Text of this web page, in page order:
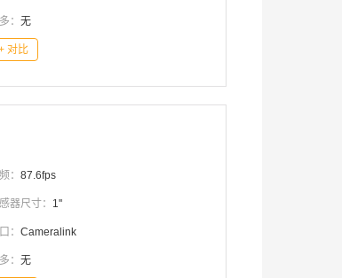
： 无
对比
： 87.6fps
器尺寸： 1''
： Cameralink
： 无